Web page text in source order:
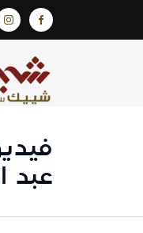
عبد